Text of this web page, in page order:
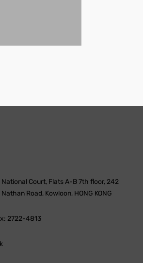
National Court, Flats A-B 7th floor, 242
Nathan Road, Kowloon, HONG KONG
2722-4813